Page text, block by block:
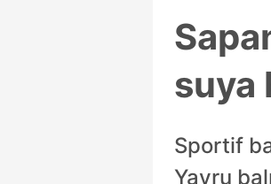
suya
Sportif
Yavru